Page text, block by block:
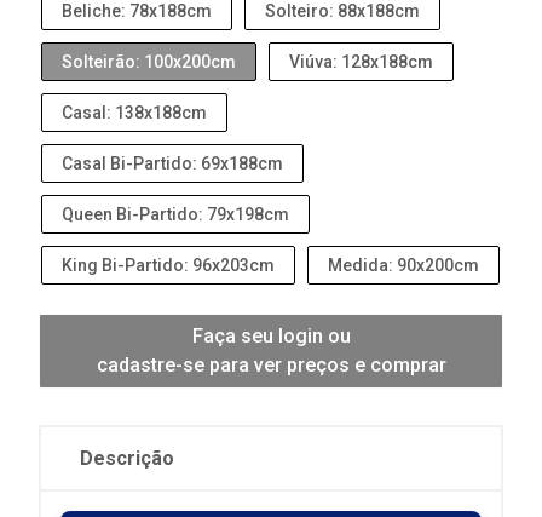
Beliche: 78x188cm Solteiro: 88x188cm
Solteirão: 100x200cm Viúva: 128x188cm
Casal: 138x188cm
Casal Bi-Partido: 69x188cm
Queen Bi-Partido: 79x198cm
King Bi-Partido: 96x203cm Medida: 90x200cm
Faça seu login ou
cadastre-se para ver preços e comprar
Descrição